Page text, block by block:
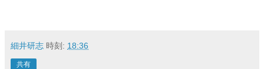
細井研志 時刻: 18:36
共有